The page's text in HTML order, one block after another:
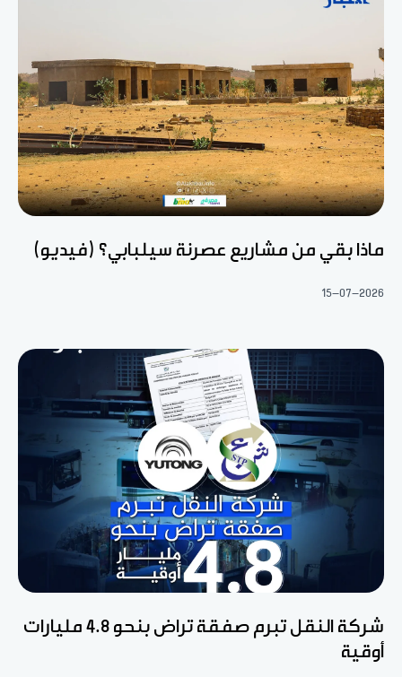
ماذا بقي من مشاريع عصرنة سيلبابي؟ (فيديو)
15-07-2026
شركة النقل تبرم صفقة تراض بنحو 4.8 مليارات
أوقية